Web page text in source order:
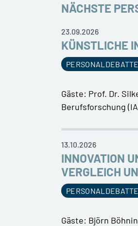
NÄCHSTE
23.09.2026
KÜNSTLICHE
PERSONALDEBATTE
Gäste: Prof. Dr.
Berufsforschung
13.10.2026
INNOVATION
VERGLEICH
PERSONALDEBATTE
Gäste: Björn